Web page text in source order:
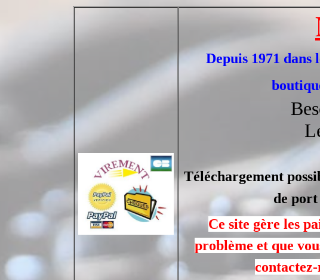
Depuis 1971 dans
Téléchargement
de
Ce site gère les
problème et que